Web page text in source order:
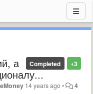
+3
Completed
а
14 years ago• 4